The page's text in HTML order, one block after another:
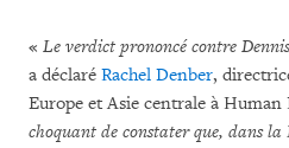
« Le verdict prononcé contre
a déclaré Rachel Denber,
Europe et Asie centrale à Human
choquant de constater que, dans la